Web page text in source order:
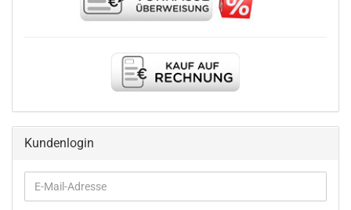
Kundenlogin
E-
Mail-